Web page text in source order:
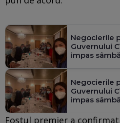
Negocierile
Guvernului
impas
Negocierile
Guvernului
impas
Fostul premier a